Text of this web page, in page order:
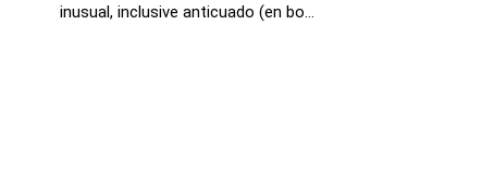
inusual, inclusive anticuado (en bo...